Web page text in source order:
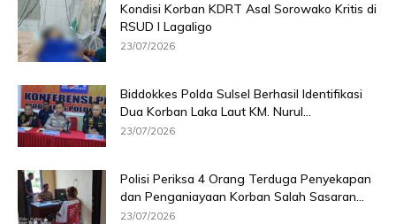
Kondisi Korban KDRT Asal Sorowako Kritis di
RSUD I Lagaligo
23/07/2026
Biddokkes Polda Sulsel Berhasil Identifikasi
Dua Korban Laka Laut KM. Nurul...
23/07/2026
Polisi Periksa 4 Orang Terduga Penyekapan
dan Penganiayaan Korban Salah Sasaran...
23/07/2026